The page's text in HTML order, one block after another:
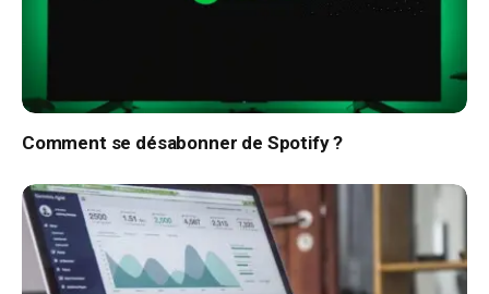
Comment se désabonner de Spotify ?